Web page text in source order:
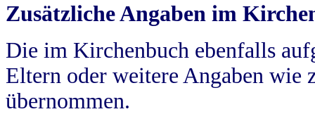
Zusätzliche Angaben im
Die im Kirchenbuch ebenfalls
Eltern oder weitere Angaben wie
übernommen.